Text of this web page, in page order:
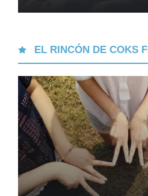
EL RINCÓN DE COKS